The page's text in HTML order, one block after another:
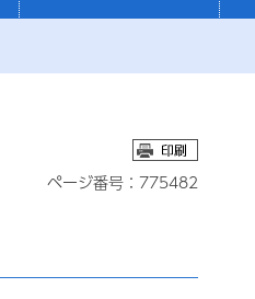
ページ番号：775482